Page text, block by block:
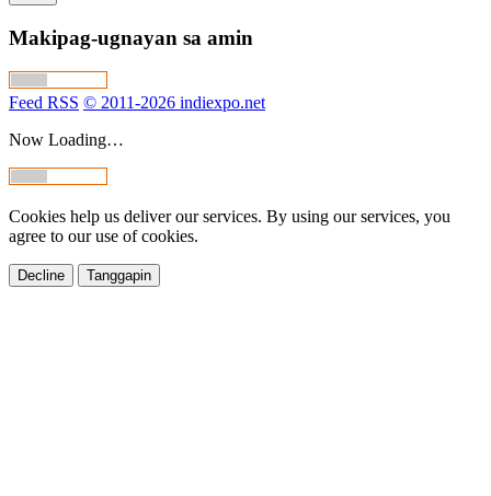
Makipag-ugnayan sa amin
Feed RSS © 2011-2026 indiexpo.net
Now Loading…
Cookies help us deliver our services. By using our services, you
agree to our use of cookies.
Decline Tanggapin